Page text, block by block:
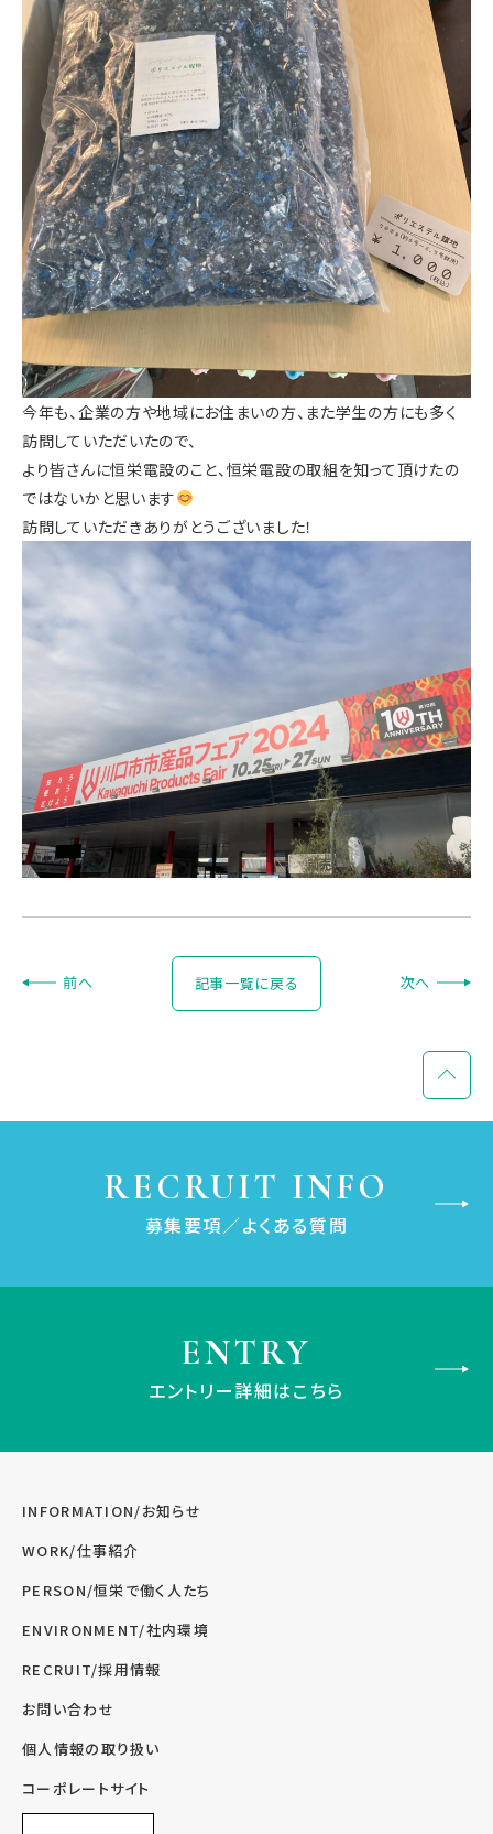
今年も、企業の方や地域にお住まいの方、また学生の方にも多く
訪問していただいたので、
より皆さんに恒栄電設のこと、恒栄電設の取組を知って頂けたの
ではないかと思います
訪問していただきありがとうございました！
記事一覧に戻る
前へ 次へ
RECRUIT INFO
募集要項／よくある質問
ENTRY
エントリー詳細はこちら
INFORMATION/お知らせ
WORK/仕事紹介
PERSON/恒栄で働く人たち
ENVIRONMENT/社内環境
RECRUIT/採用情報
お問い合わせ
個人情報の取り扱い
コーポレートサイト